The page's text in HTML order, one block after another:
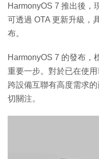
HarmonyOS 7 推出後，
可透過 OTA 更新升級，
布。
HarmonyOS 7 的發布，
重要一步。對於已在使
跨設備互聯有高度需求
切關注。